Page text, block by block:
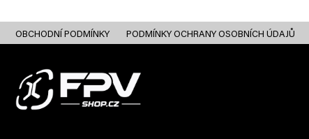
obsahOBCHODNÍ PODMÍNKY PODMÍNKY OCHRANY OSOBNÍCH ÚDAJŮ